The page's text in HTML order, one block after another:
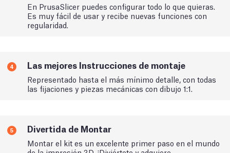
En PrusaSlicer puedes configurar todo lo que quieras.
Es muy fácil de usar y recibe nuevas funciones con
regularidad.
4 Las mejores Instrucciones de montaje
Representado hasta el más mínimo detalle, con todas
las fijaciones y piezas mecánicas con dibujo 1:1.
5 Divertida de Montar
Montar el kit es un excelente primer paso en el mundo